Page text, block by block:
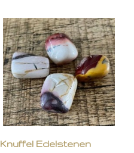
Knuffel Edelstenen